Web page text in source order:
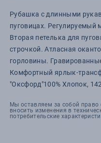
Рубашка с длинными
пуговицах. Регулируемый
Вторая петелька для
строчкой. Атласная
горловины.
Комфортный ярлык-
"Оксфорд"100% Хлопок,
Мы оставляем за собой право
вносить изменения в
потребительские